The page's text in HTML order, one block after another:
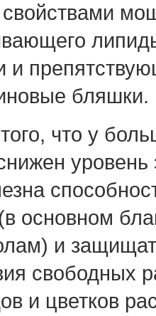
и
бляшки.
что у
уровень
основном
и
свободных
и цветков